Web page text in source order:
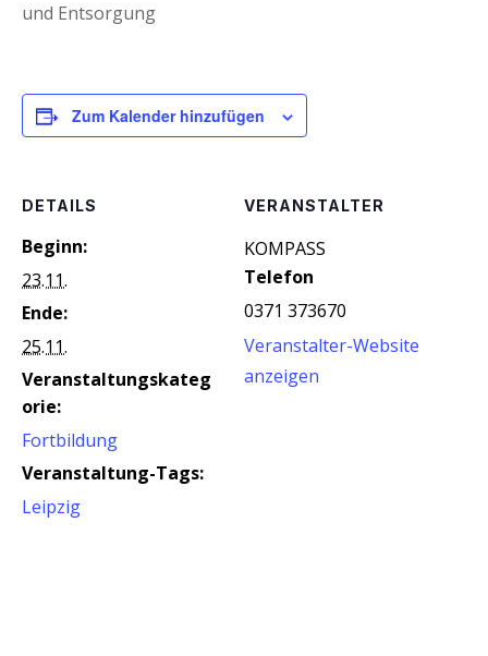
und Entsorgung
Zum Kalender hinzufügen
DETAILS
Beginn:
23.11.
Ende:
25.11.
Veranstaltungskateg
orie:
Fortbildung
Veranstaltung-Tags:
Leipzig
VERANSTALTER
KOM­PASS
Telefon
0371 373670
Veranstalter-Website
anzeigen